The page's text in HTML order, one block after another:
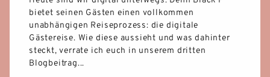
KOOPERATIONEN
KONTAKT & ANFAHRT
bietet seinen Gästen einen vollkommen
unabhängigen Reiseprozess: die digitale
Gästereise. Wie diese aussieht und was dahinter
steckt, verrate ich euch in unserem dritten
Blogbeitrag...